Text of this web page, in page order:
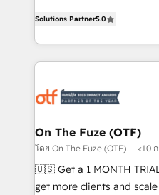
expertise. - A team of 250+ experts dedicated to
your resilient growth.
customer platform and
Loop Marketing
services, smart agents,
results, fast. ⚙️CRM & RevOps: Align all Hubs to your
🎯Demand Gen & ABM:
ABM, AEO, SEO, & paid media. 👩‍💻Web
Build high-performing
& conversion strategy that
Solutions Partner5.0
On The Fuze (OTF)
โดย On The Fuze (OTF) <10
🇺🇸 Get a 1 MONTH TRIAL 🇺🇸 Helping
get more clients and